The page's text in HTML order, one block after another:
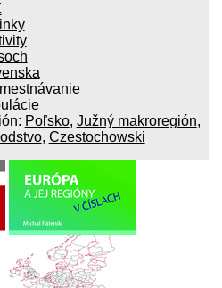
Poľsko, Južný makroregión,
, Czestochowski